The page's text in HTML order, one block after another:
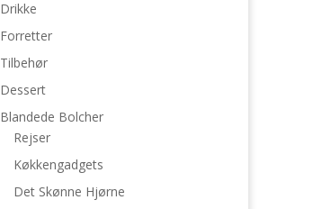
Drikke
Forretter
Tilbehør
Dessert
Blandede Bolcher
Rejser
Køkkengadgets
Det Skønne Hjørne